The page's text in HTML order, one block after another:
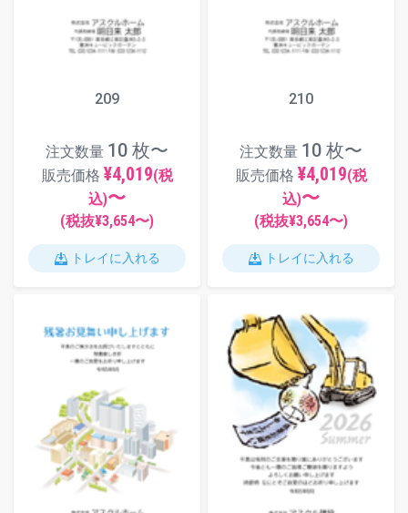
209
注文数量 10 枚〜
販売価格 ¥4,019(税
込)〜
(税抜¥3,654〜)
トレイに入れる
210
注文数量 10 枚〜
販売価格 ¥4,019(税
込)〜
(税抜¥3,654〜)
トレイに入れる